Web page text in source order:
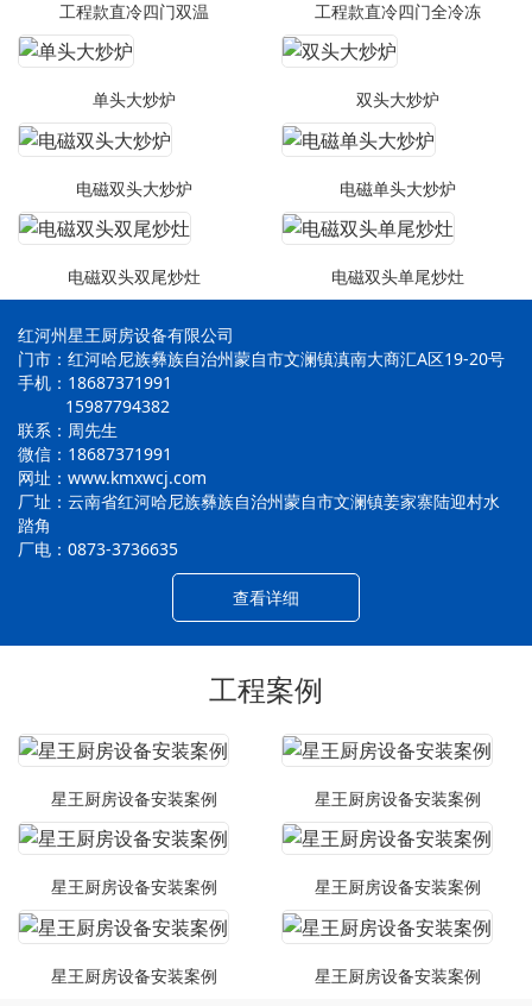
工程款直冷四门双温 工程款直冷四门全冷冻
单头大炒炉 双头大炒炉
电磁双头大炒炉 电磁单头大炒炉
电磁双头双尾炒灶 电磁双头单尾炒灶
红河州星王厨房设备有限公司
门市：红河哈尼族彝族自治州蒙自市文澜镇滇南大商汇A区19-20号
手机：18687371991
15987794382
联系：周先生
微信：18687371991
网址：www.kmxwcj.com
厂址：云南省红河哈尼族彝族自治州蒙自市文澜镇姜家寨陆迎村水
踏角
厂电：0873-3736635
查看详细
工程案例
星王厨房设备安装案例 星王厨房设备安装案例
星王厨房设备安装案例 星王厨房设备安装案例
星王厨房设备安装案例 星王厨房设备安装案例